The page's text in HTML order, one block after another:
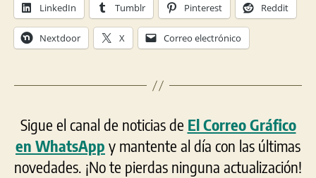
LinkedIn Tumblr Pinterest Reddit
Nextdoor X Correo electrónico
Sigue el canal de noticias de El Correo Gráfico
en WhatsApp y mantente al día con las últimas
novedades. ¡No te pierdas ninguna actualización!